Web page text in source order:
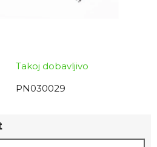
Takoj dobavljivo
PN030029